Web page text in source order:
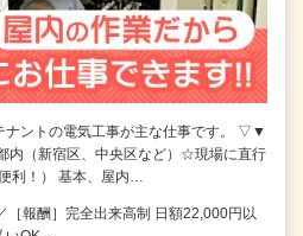
ナントの電気工事が主な仕事です。 ▽▼
（新宿区、中央区など）☆現場に直行
利！） 基本、屋内…
［報酬］完全出来高制 日額22,000円以